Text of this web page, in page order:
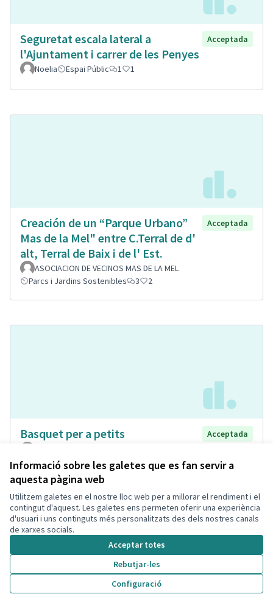
Informació sobre les galetes que es fan servir a
aquesta pàgina web
Utilitzem galetes en el nostre lloc web per a millorar el rendiment i el
contingut d'aquest. Les galetes ens permeten oferir una experiència
d'usuari i uns continguts més personalitzats des dels nostres canals
de xarxes socials.
Acceptar totes
Rebutjar-les
Configuració
Seguretat escala lateral a
l'Ajuntament i carrer de les Penyes
Acceptada
Noelia Espai Públic 1 1
Creación de un “Parque Urbano”
Mas de la Mel" entre C.Terral de d'
alt, Terral de Baix i de l' Est.
Acceptada
ASOCIACION DE VECINOS MAS DE LA MEL
Parcs i Jardins Sostenibles
3 2
Basquet per a petits
Acceptada